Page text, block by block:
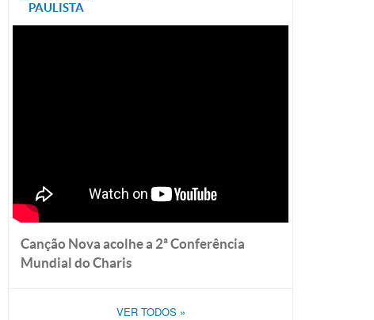
PAULISTA
Canção Nova acolhe a 2ª Conferência
Mundial do Charis
VER TODOS »